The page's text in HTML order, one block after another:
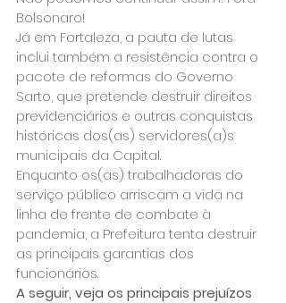
Bolsonaro!
Já em Fortaleza, a pauta de lutas
inclui também a resistência contra o
pacote de reformas do Governo
Sarto, que pretende destruir direitos
previdenciários e outras conquistas
históricas dos(as) servidores(a)s
municipais da Capital.
Enquanto os(as) trabalhadoras do
serviço público arriscam a vida na
linha de frente de combate à
pandemia, a Prefeitura tenta destruir
as principais garantias dos
funcionários.
A seguir, veja os principais prejuízos